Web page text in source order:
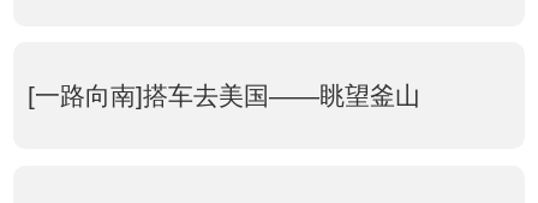
[一路向南]搭车去美国——眺望釜山